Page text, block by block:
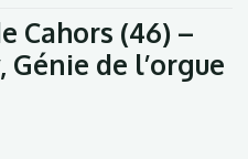
Cahors (46) –
de l’orgue